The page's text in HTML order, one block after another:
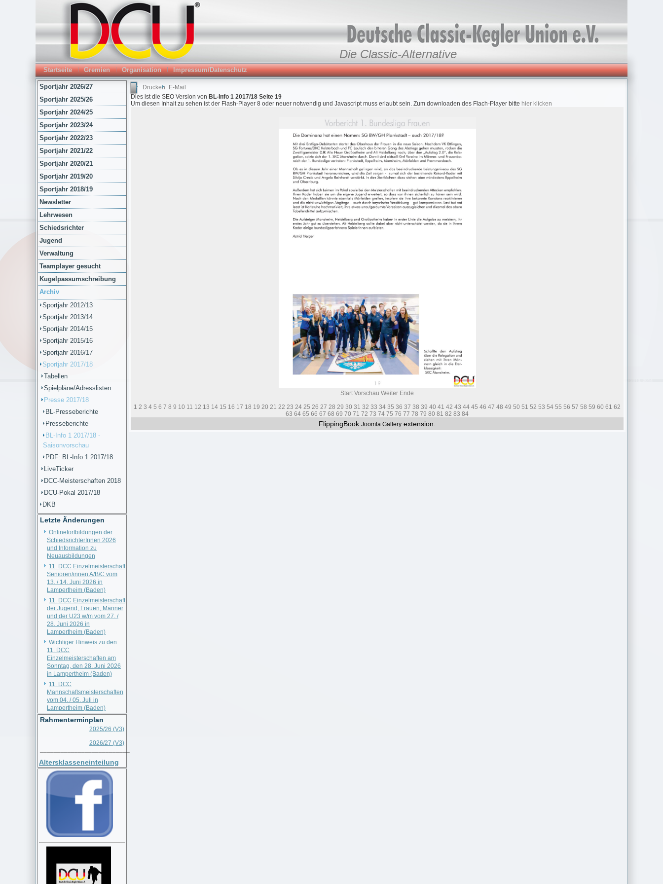
Die Classic-Alternative
Startseite Gremien Organisation Impressum/Datenschutz
Sportjahr 2026/27
Sportjahr 2025/26
Sportjahr 2024/25
Sportjahr 2023/24
Sportjahr 2022/23
Sportjahr 2021/22
Sportjahr 2020/21
Sportjahr 2019/20
Sportjahr 2018/19
Newsletter
Lehrwesen
Schiedsrichter
Jugend
Verwaltung
Teamplayer gesucht
Kugelpassumschreibung
Archiv
Sportjahr 2012/13
Sportjahr 2013/14
Sportjahr 2014/15
Sportjahr 2015/16
Sportjahr 2016/17
Sportjahr 2017/18
Tabellen
Spielpläne/Adresslisten
Presse 2017/18
BL-Presseberichte
Presseberichte
BL-Info 1 2017/18 -
Saisonvorschau
PDF: BL-Info 1 2017/18
LiveTicker
DCC-Meisterschaften 2018
DCU-Pokal 2017/18
DKB
Letzte Änderungen
Onlinefortbildungen der
SchiedsrichterInnen 2026
und Information zu
Neuausbildungen
11. DCC Einzelmeisterschaft
Senioren/innen A/B/C vom
13. / 14. Juni 2026 in
Lampertheim (Baden)
11. DCC Einzelmeisterschaft
der Jugend, Frauen, Männer
und der U23 w/m vom 27. /
28. Juni 2026 in
Lampertheim (Baden)
Wichtiger Hinweis zu den
11. DCC
Einzelmeisterschaften am
Sonntag, den 28. Juni 2026
in Lampertheim (Baden)
11. DCC
Mannschaftsmeisterschaften
vom 04. / 05. Juli in
Lampertheim (Baden)
Rahmenterminplan
2025/26 (V3)
2026/27 (V3)
Altersklasseneinteilung
Drucken
E-Mail
Dies ist die SEO Version von BL-Info 1 2017/18 Seite 19
Um diesen Inhalt zu sehen ist der Flash-Player 8 oder neuer notwendig und Javascript muss erlaubt sein. Zum downloaden des Flach-Player bitte hier klicken
Start Vorschau Weiter Ende
1 2 3 4 5 6 7 8 9 10 11 12 13 14 15 16 17 18 19 20 21 22 23 24 25 26 27 28 29 30 31 32 33 34 35 36 37 38 39 40 41 42 43 44 45 46 47 48 49 50 51 52 53 54 55 56 57 58 59 60 61 62
63 64 65 66 67 68 69 70 71 72 73 74 75 76 77 78 79 80 81 82 83 84
FlippingBook Joomla Gallery extension.